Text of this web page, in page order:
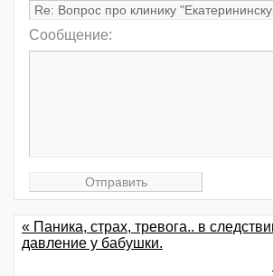
Сообщение:
« Паника, страх, тревога.. в
давление у бабушки.